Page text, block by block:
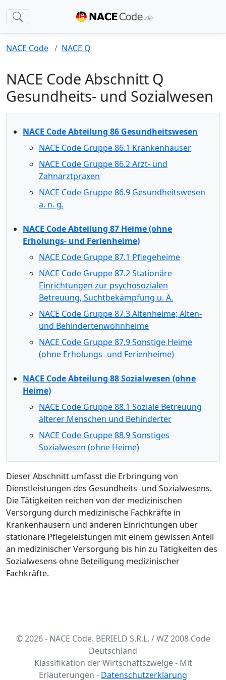
NACE Code NACE Q
NACE Code Abschnitt Q
Gesundheits- und Sozialwesen
NACE Code Abteilung 86 Gesundheitswesen
NACE Code Gruppe 86.1 Krankenhäuser
NACE Code Gruppe 86.2 Arzt- und
Zahnarztpraxen
NACE Code Gruppe 86.9 Gesundheitswesen
a. n. g.
NACE Code Abteilung 87 Heime (ohne
Erholungs- und Ferienheime)
NACE Code Gruppe 87.1 Pflegeheime
NACE Code Gruppe 87.2 Stationäre
Einrichtungen zur psychosozialen
Betreuung, Suchtbekämpfung u. Ä.
NACE Code Gruppe 87.3 Altenheime; Alten-
und Behindertenwohnheime
NACE Code Gruppe 87.9 Sonstige Heime
(ohne Erholungs- und Ferienheime)
NACE Code Abteilung 88 Sozialwesen (ohne
Heime)
NACE Code Gruppe 88.1 Soziale Betreuung
älterer Menschen und Behinderter
NACE Code Gruppe 88.9 Sonstiges
Sozialwesen (ohne Heime)
Dieser Abschnitt umfasst die Erbringung von
Dienstleistungen des Gesundheits- und Sozialwesens.
Die Tätigkeiten reichen von der medizinischen
Versorgung durch medizinische Fachkräfte in
Krankenhäusern und anderen Einrichtungen über
stationäre Pflegeleistungen mit einem gewissen Anteil
an medizinischer Versorgung bis hin zu Tätigkeiten des
Sozialwesens ohne Beteiligung medizinischer
Fachkräfte.
© 2026 - NACE Code. BERIELD S.R.L. / WZ 2008 Code
Deutschland
Klassifikation der Wirtschaftszweige - Mit
Erläuterungen - Datenschutzerklärung